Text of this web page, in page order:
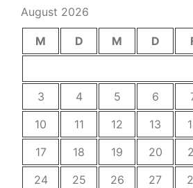
August 2026
M D M D
3
4 5 6
10
11 12 13
17
18 19 20
24
25 26 27